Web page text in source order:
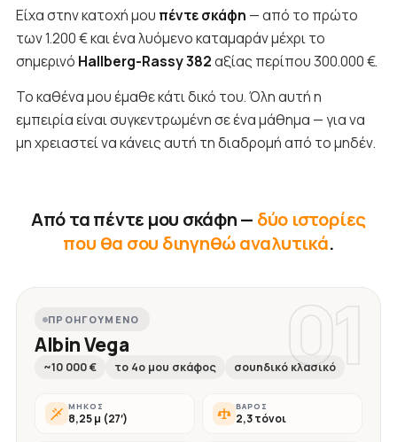
Είχα στην κατοχή μου πέντε σκάφη — από το πρώτο
των 1.200 € και ένα λυόμενο καταμαράν μέχρι το
σημερινό Hallberg-Rassy 382αξίας περίπου 300.000 €.
Το καθένα μου έμαθε κάτι δικό του. Όλη αυτή η
εμπειρία είναι συγκεντρωμένη σε ένα μάθημα — για να
μη χρειαστεί να κάνεις αυτή τη διαδρομή από το μηδέν.
Από τα πέντε μου σκάφη — δύο ιστορίες
που θα σου διηγηθώ αναλυτικά.
01
ΠΡΟΗΓΟΎΜΕΝΟ
Albin Vega
~10 000 € το 4ο μου σκάφος σουηδικό κλασικό
ΜΉΚΟΣ
8,25 μ (27′)
ΒΆΡΟΣ
2,3 τόνοι